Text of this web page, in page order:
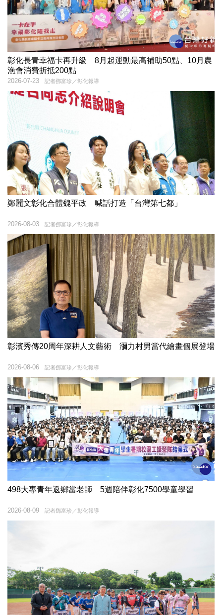
彰化長青幸福卡再升級 8月起運動最高補助50點、10月農
漁會消費折抵200點
記者鄧富珍／彰化報導
2026-07-23
鄭麗文彰化合體魏平政 喊話打造「台灣第七都」
記者鄧富珍／彰化報導
2026-08-03
彰濱秀傳20周年深耕人文藝術 瀰力村男當代繪畫個展登場
記者鄧富珍／彰化報導
2026-08-06
498大專青年返鄉當老師 5週陪伴彰化7500學童學習
記者鄧富珍／彰化報導
2026-08-09